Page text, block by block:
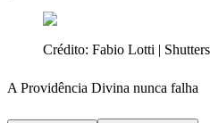
Crédito: Fabio Lotti |
A Providência Divina nunca falha